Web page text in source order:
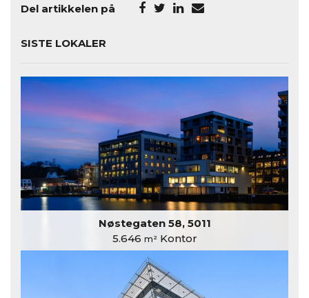
Del artikkelen på
SISTE LOKALER
Nøstegaten 58, 5011
5.646 m²Kontor